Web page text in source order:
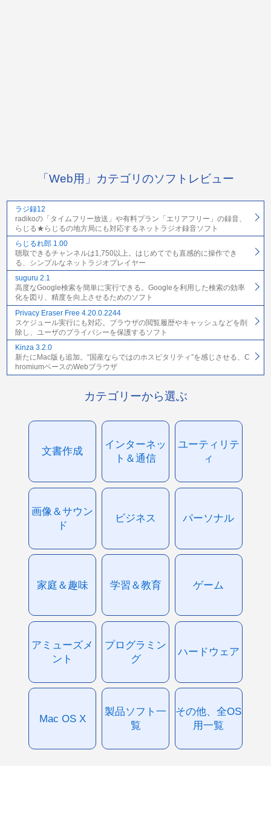
「Web用」カテゴリのソフトレビュー
ラジ録12
radikoの「タイムフリー放送」や有料プラン「エリアフリー」の録音、
らじる★らじるの地方局にも対応するネットラジオ録音ソフト
らじるれ郎 1.00
聴取できるチャンネルは1,750以上。はじめてでも直感的に操作でき
る、シンプルなネットラジオプレイヤー
suguru 2.1
高度なGoogle検索を簡単に実行できる。Googleを利用した検索の効率
化を図り、精度を向上させるためのソフト
Privacy Eraser Free 4.20.0.2244
スケジュール実行にも対応。ブラウザの閲覧履歴やキャッシュなどを削
除し、ユーザのプライバシーを保護するソフト
Kinza 3.2.0
新たにMac版も追加。“国産ならではのホスピタリティ”を感じさせる、C
hromiumベースのWebブラウザ
カテゴリーから選ぶ
文書作成
インターネッ
ト＆通信
ユーティリテ
ィ
画像＆サウン
ド
ビジネス パーソナル
家庭＆趣味 学習＆教育 ゲーム
アミューズメ
ント
プログラミン
グ
ハードウェア
Mac OS X
製品ソフト一
覧
その他、全OS
用一覧